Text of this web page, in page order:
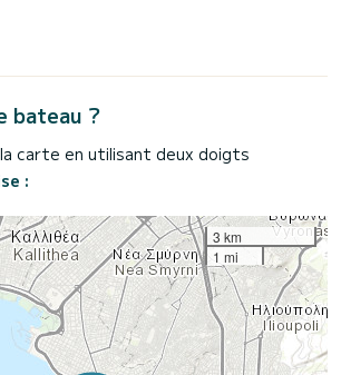
bateau ?
carte en utilisant deux doigts
:
3 km
1 mi